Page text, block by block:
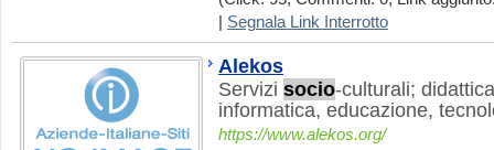
Segnala Link Interrotto
Alekos
Servizi socio-culturali;
informatica, educazione,
https://www.alekos.org/